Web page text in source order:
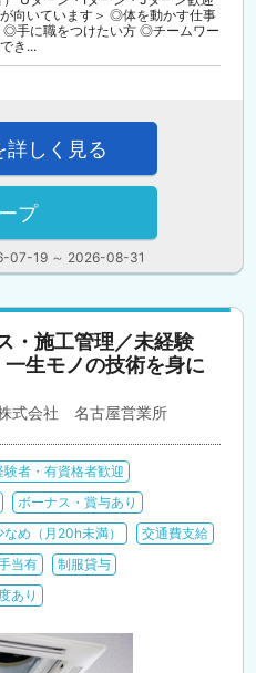
向いています＞ ◎体を動かす仕事
◎手に職をつけたい方 ◎チームワー
き...
07-19 ～ 2026-08-31
詳しく見る
プ
・施工管理／未経験
生モノの技術を身に
式会社 名古屋営業所
験者・有資格者歓迎
ボーナス・賞与あり
め（月20h未満）
交通費支給
当有
制服貸与
あり